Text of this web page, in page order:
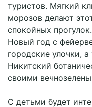
туристов. Мягкий
морозов делают
спокойных
Новый год с
городские улочки,
Никитский
своими
С детьми будет